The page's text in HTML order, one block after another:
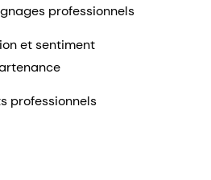
professionnels
et sentiment
professionnels